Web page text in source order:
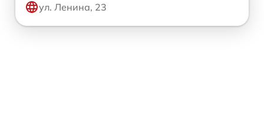
ул. Ленина, 23